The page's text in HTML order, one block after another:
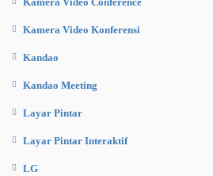
Kamera Video Konferensi
Kandao
Kandao Meeting
Layar Pintar
Layar Pintar Interaktif
LG